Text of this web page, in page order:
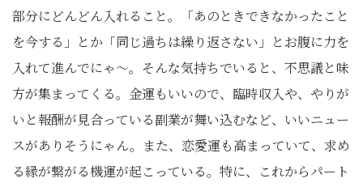
部分にどんどん入れること。「あのときできなかったこと
を今する」とか「同じ過ちは繰り返さない」とお腹に力を
入れて進んでにゃ〜。そんな気持ちでいると、不思議と味
方が集まってくる。金運もいいので、臨時収入や、やりが
いと報酬が見合っている副業が舞い込むなど、いいニュー
スがありそうにゃん。また、恋愛運も高まっていて、求め
る縁が繋がる機運が起こっている。特に、これからパート